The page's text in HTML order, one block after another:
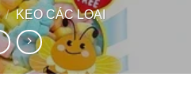
/ KẸO CÁC LOẠI